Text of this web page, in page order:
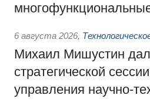
6 августа 2026,
Михаил Мишустин
стратегической
управления научно-